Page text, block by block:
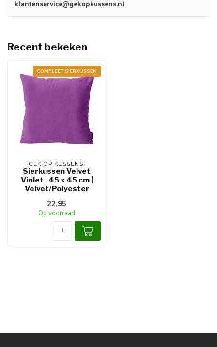
klantenservice@gekopkussens.nl.
Recent bekeken
COMPLEET SIERKUSSEN
GEK OP KUSSENS!
Sierkussen Velvet
Violet | 45 x 45 cm |
Velvet/Polyester
22,95
Op voorraad